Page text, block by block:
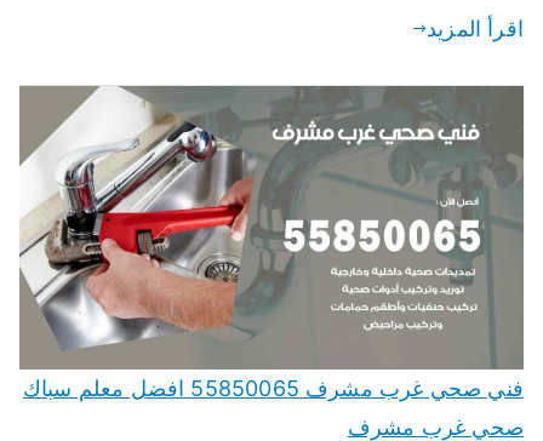
اقرأ المزيد
فني صحي غرب مشرف 55850065 افضل معلم سباك
صحي غرب مشرف